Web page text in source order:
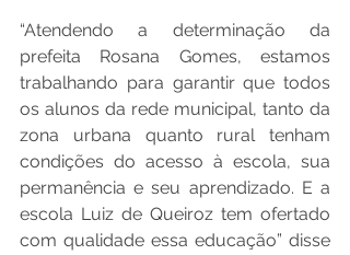
“Atendendo a determinação da
prefeita Rosana Gomes, estamos
trabalhando para garantir que todos
os alunos da rede municipal, tanto da
zona urbana quanto rural tenham
condições do acesso à escola, sua
permanência e seu aprendizado. E a
escola Luiz de Queiroz tem ofertado
com qualidade essa educação” disse